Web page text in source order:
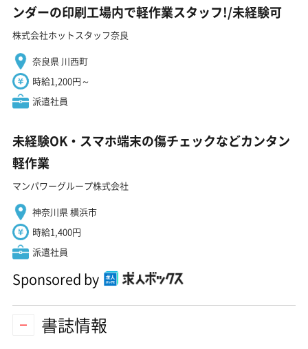
ンダーの印刷工場内で軽作業スタッフ!/未経験可
株式会社ホットスタッフ奈良
奈良県 川西町
時給1,200円～
派遣社員
未経験OK・スマホ端末の傷チェックなどカンタン
軽作業
マンパワーグループ株式会社
神奈川県 横浜市
時給1,400円
派遣社員
Sponsored by
書誌情報